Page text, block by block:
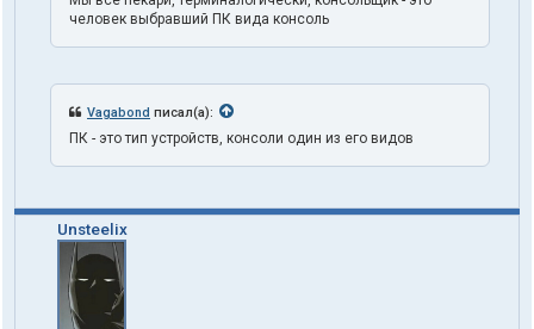
человек выбравший ПК вида консоль
Vagabond писал(а):
ПК - это тип устройств, консоли один из его видов
Unsteelix